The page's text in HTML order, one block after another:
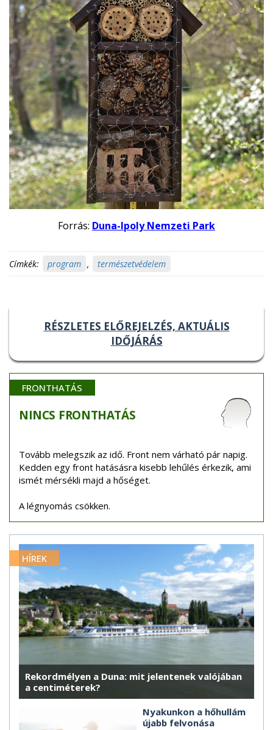
Forrás: Duna-Ipoly Nemzeti Park
Címkék: program , természetvédelem
RÉSZLETES ELŐREJELZÉS, AKTUÁLIS
IDŐJÁRÁS
FRONTHATÁS
NINCS FRONTHATÁS
Tovább melegszik az idő. Front nem várható pár napig.
Kedden egy front hatásásra kisebb lehűlés érkezik, ami
ismét mérsékli majd a hőséget.
A légnyomás csökken.
HÍREK
Rekordmélyen a Duna: mit jelentenek valójában
a centiméterek?
Nyakunkon a hőhullám
újabb felvonása